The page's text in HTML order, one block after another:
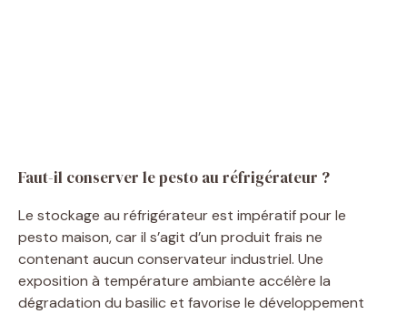
Faut-il conserver le pesto au réfrigérateur ?
Le stockage au réfrigérateur est impératif pour le
pesto maison, car il s’agit d’un produit frais ne
contenant aucun conservateur industriel. Une
exposition à température ambiante accélère la
dégradation du basilic et favorise le développement